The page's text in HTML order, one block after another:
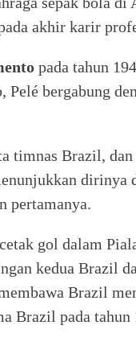
akhir karir
pada tahun
bergabung
timnas Brazil,
dirinya
pertamanya.
gol dalam
kedua Brazil
Brazil
Brazil pada tahun